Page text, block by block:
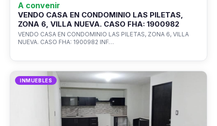
A convenir
VENDO CASA EN CONDOMINIO LAS PILETAS,
ZONA 6, VILLA NUEVA. CASO FHA: 1900982
VENDO CASA EN CONDOMINIO LAS PILETAS, ZONA 6, VILLA
NUEVA. CASO FHA: 1900982 INF…
INMUEBLES